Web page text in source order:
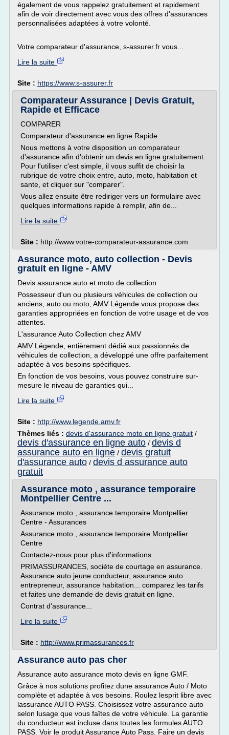
également de vous rappelez gratuitement et rapidement
afin de voir directement avec vous des offres d'assurances
personnalisées adaptées à votre volonté.
Votre comparateur d'assurance, s-assurer.fr vous...
Lire la suite
Site : https://www.s-assurer.fr
Comparateur Assurance | Devis Gratuit,
Rapide et Efficace
COMPARER
Comparateur d'assurance en ligne Rapide
Nous mettons à votre disposition un comparateur
d'assurance afin d'obtenir un devis en ligne gratuitement.
Pour l'utiliser c'est simple, il vous suffit de choisir la
rubrique de votre choix entre, auto, moto, habitation et
sante, et cliquer sur "comparer".
Vous allez ensuite être rediriger vers un formulaire avec
quelques informations rapide à remplir, afin de...
Lire la suite
Site : http://www.votre-comparateur-assurance.com
Assurance moto, auto collection - Devis
gratuit en ligne - AMV
Devis assurance auto et moto de collection
Possesseur d'un ou plusieurs véhicules de collection ou
anciens, auto ou moto, AMV Légende vous propose des
garanties appropriées en fonction de votre usage et de vos
attentes.
L'assurance Auto Collection chez AMV
AMV Légende, entièrement dédié aux passionnés de
véhicules de collection, a développé une offre parfaitement
adaptée à vos besoins spécifiques.
En fonction de vos besoins, vous pouvez construire sur-
mesure le niveau de garanties qui...
Lire la suite
Site : http://www.legende.amv.fr
Thèmes liés : devis d'assurance moto en ligne gratuit /
devis d'assurance en ligne auto / devis d
assurance auto en ligne / devis gratuit
d'assurance auto / devis d assurance auto
gratuit
Assurance moto , assurance temporaire
Montpellier Centre ...
Assurance moto , assurance temporaire Montpellier
Centre - Assurances
Assurance moto , assurance temporaire Montpellier
Centre
Contactez-nous pour plus d'informations
PRIMASSURANCES, sociéte de courtage en assurance.
Assurance auto jeune conducteur, assurance auto
entrepreneur, assurance habitation... comparez les tarifs
et faites une demande de devis gratuit en ligne.
Contrat d'assurance...
Lire la suite
Site : http://www.primassurances.fr
Assurance auto pas cher
Assurance auto assurance moto devis en ligne GMF.
Grâce à nos solutions profitez dune assurance Auto / Moto
complète et adaptée à vos besoins. Roulez lesprit libre avec
lassurance AUTO PASS. Choisissez votre assurance auto
selon lusage que vous faîtes de votre véhicule. La garantie
du conducteur est incluse dans toutes les formules AUTO
PASS. Voir le produit Assurance Auto Pass. Faire un devis